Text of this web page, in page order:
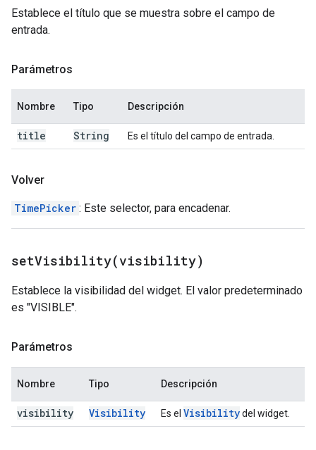
Establece el título que se muestra sobre el campo de
entrada.
Parámetros
Nombre Tipo Descripción
title String Es el título del campo de entrada.
Volver
TimePicker : Este selector, para encadenar.
setVisibility(visibility)
Establece la visibilidad del widget. El valor predeterminado
es "VISIBLE".
Parámetros
Nombre Tipo Descripción
visibility Visibility Es el Visibilitydel widget.